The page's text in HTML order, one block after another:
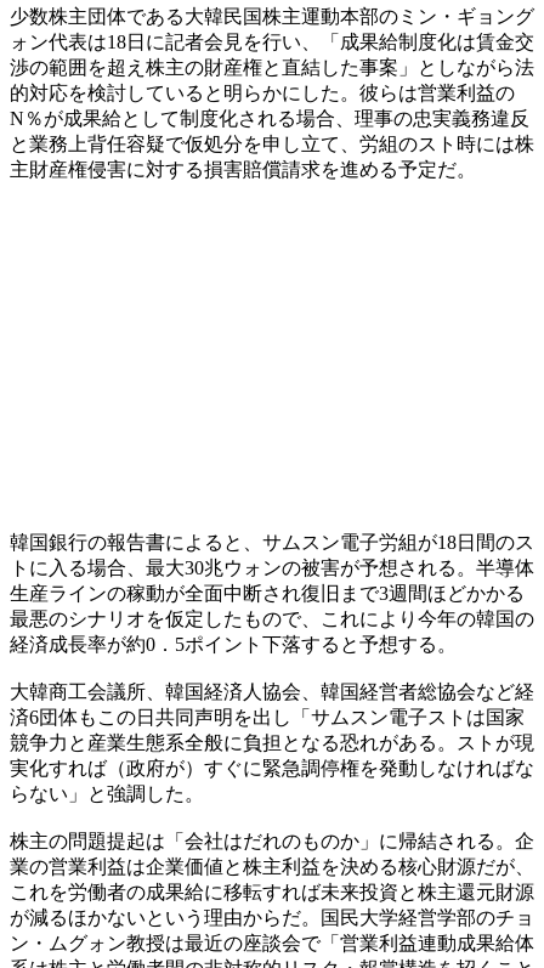
少数株主団体である大韓民国株主運動本部のミン・ギョング
ォン代表は18日に記者会見を行い、「成果給制度化は賃金交
渉の範囲を超え株主の財産権と直結した事案」としながら法
的対応を検討していると明らかにした。彼らは営業利益の
N％が成果給として制度化される場合、理事の忠実義務違反
と業務上背任容疑で仮処分を申し立て、労組のスト時には株
主財産権侵害に対する損害賠償請求を進める予定だ。
韓国銀行の報告書によると、サムスン電子労組が18日間のス
トに入る場合、最大30兆ウォンの被害が予想される。半導体
生産ラインの稼動が全面中断され復旧まで3週間ほどかかる
最悪のシナリオを仮定したもので、これにより今年の韓国の
経済成長率が約0．5ポイント下落すると予想する。
大韓商工会議所、韓国経済人協会、韓国経営者総協会など経
済6団体もこの日共同声明を出し「サムスン電子ストは国家
競争力と産業生態系全般に負担となる恐れがある。ストが現
実化すれば（政府が）すぐに緊急調停権を発動しなければな
らない」と強調した。
株主の問題提起は「会社はだれのものか」に帰結される。企
業の営業利益は企業価値と株主利益を決める核心財源だが、
これを労働者の成果給に移転すれば未来投資と株主還元財源
が減るほかないという理由からだ。国民大学経営学部のチョ
ン・ムグォン教授は最近の座談会で「営業利益連動成果給体